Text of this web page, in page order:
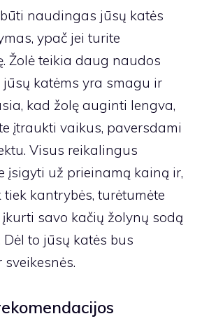
naudingas jūsų katės
ypač jei turite
Žolė teikia daug naudos
jūsų katėms yra smagu ir
kad žolę auginti lengva,
įtraukti vaikus, paversdami
Visus reikalingus
įsigyti už prieinamą kainą ir,
tiek kantrybės, turėtumėte
savo kačių žolynų sodą
to jūsų katės bus